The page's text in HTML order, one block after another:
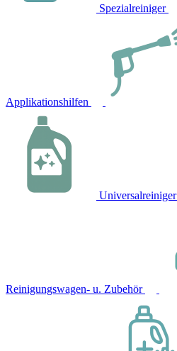
Spezialreiniger
Applikationshilfen
Universalreiniger
Reinigungswagen- u. Zubehör